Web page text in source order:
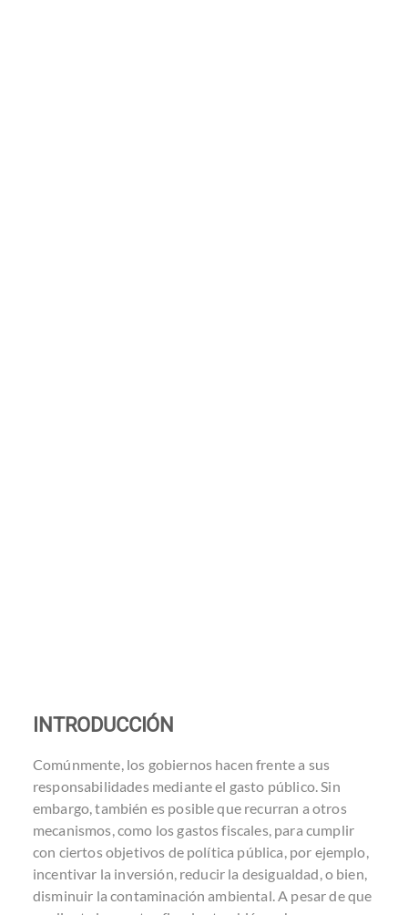
INTRODUCCIÓN
Comúnmente, los gobiernos hacen frente a sus
responsabilidades mediante el gasto público. Sin
embargo, también es posible que recurran a otros
mecanismos, como los gastos fiscales, para cumplir
con ciertos objetivos de política pública, por ejemplo,
incentivar la inversión, reducir la desigualdad, o bien,
disminuir la contaminación ambiental. A pesar de que